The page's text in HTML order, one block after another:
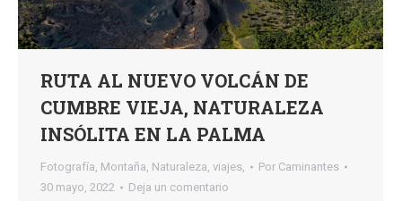
RUTA AL NUEVO VOLCÁN DE
CUMBRE VIEJA, NATURALEZA
INSÓLITA EN LA PALMA
Fotografía, Montaña, Naturaleza, viajes, Por Caminantes
30 mayo, 2022
Deja un comentario